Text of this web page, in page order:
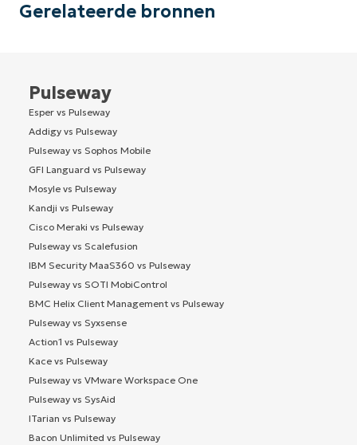
Gerelateerde bronnen
Pulseway
Esper vs Pulseway
Addigy vs Pulseway
Pulseway vs Sophos Mobile
GFI Languard vs Pulseway
Mosyle vs Pulseway
Kandji vs Pulseway
Cisco Meraki vs Pulseway
Pulseway vs Scalefusion
IBM Security MaaS360 vs Pulseway
Pulseway vs SOTI MobiControl
BMC Helix Client Management vs Pulseway
Pulseway vs Syxsense
Action1 vs Pulseway
Kace vs Pulseway
Pulseway vs VMware Workspace One
Pulseway vs SysAid
ITarian vs Pulseway
Bacon Unlimited vs Pulseway